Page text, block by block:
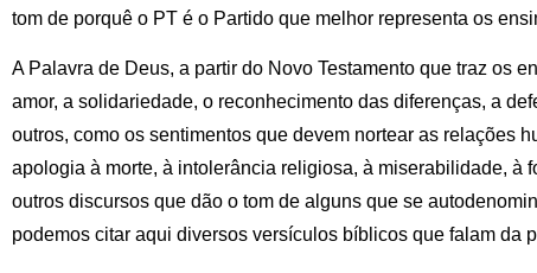
tom de porquê o PT é o Partido que melhor representa os
A Palavra de Deus, a partir do Novo Testamento que traz os
amor, a solidariedade, o reconhecimento das diferenças, a
outros, como os sentimentos que devem nortear as relações
apologia à morte, à intolerância religiosa, à miserabilidade, à
outros discursos que dão o tom de alguns que se
podemos citar aqui diversos versículos bíblicos que falam da